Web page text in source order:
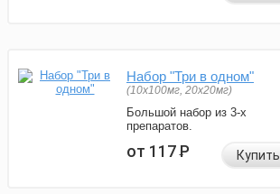
Набор "Три в одном"
(10x100мг, 20x20мг)
Большой набор из 3-х
препаратов.
от 117Р Купить